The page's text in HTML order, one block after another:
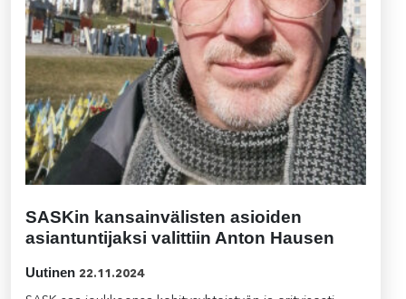
SASKin kansainvälisten asioiden
asiantuntijaksi valittiin Anton Hausen
Uutinen 22.11.2024